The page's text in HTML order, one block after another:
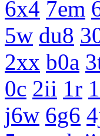
6x4 7em
5w du8
2xx b0a
0c 2ii 1r
j6w 6g6